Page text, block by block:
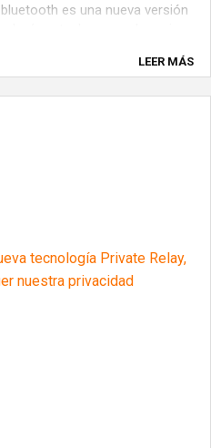
es una nueva versión
LEER MÁS